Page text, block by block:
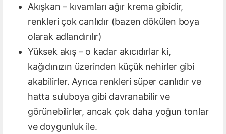
Akışkan – kıvamları ağır krema gibidir,
renkleri çok canlıdır (bazen dökülen boya
olarak adlandırılır)
Yüksek akış – o kadar akıcıdırlar ki,
kağıdınızın üzerinden küçük nehirler gibi
akabilirler. Ayrıca renkleri süper canlıdır ve
hatta suluboya gibi davranabilir ve
görünebilirler, ancak çok daha yoğun tonlar
ve doygunluk ile.